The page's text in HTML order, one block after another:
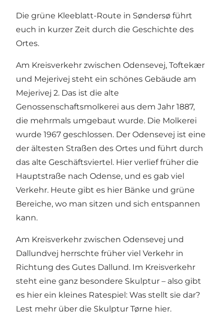
Die grüne Kleeblatt-Route in Søndersø führt
euch in kurzer Zeit durch die Geschichte des
Ortes.
Am Kreisverkehr zwischen Odensevej, Toftekær
und Mejerivej steht ein schönes Gebäude am
Mejerivej 2. Das ist die alte
Genossenschaftsmolkerei aus dem Jahr 1887,
die mehrmals umgebaut wurde. Die Molkerei
wurde 1967 geschlossen. Der Odensevej ist eine
der ältesten Straßen des Ortes und führt durch
das alte Geschäftsviertel. Hier verlief früher die
Hauptstraße nach Odense, und es gab viel
Verkehr. Heute gibt es hier Bänke und grüne
Bereiche, wo man sitzen und sich entspannen
kann.
Am Kreisverkehr zwischen Odensevej und
Dallundvej herrschte früher viel Verkehr in
Richtung des Gutes Dallund. Im Kreisverkehr
steht eine ganz besondere Skulptur – also gibt
es hier ein kleines Ratespiel: Was stellt sie dar?
Lest mehr über die Skulptur Tørne hier.